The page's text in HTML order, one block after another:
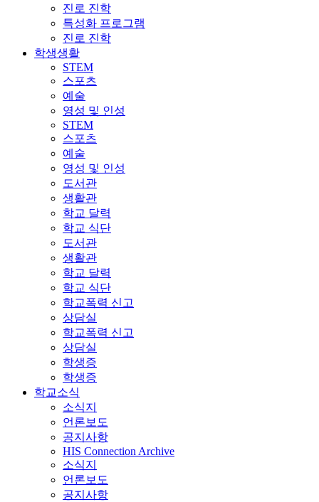
진로 진학
특성화 프로그램
진로 진학
학생생활
STEM
스포츠
예술
영성 및 인성
STEM
스포츠
예술
영성 및 인성
도서관
생활관
학교 달력
학교 식단
도서관
생활관
학교 달력
학교 식단
학교폭력 신고
상담실
학교폭력 신고
상담실
학생증
학생증
학교소식
소식지
언론보도
공지사항
HIS Connection Archive
소식지
언론보도
공지사항